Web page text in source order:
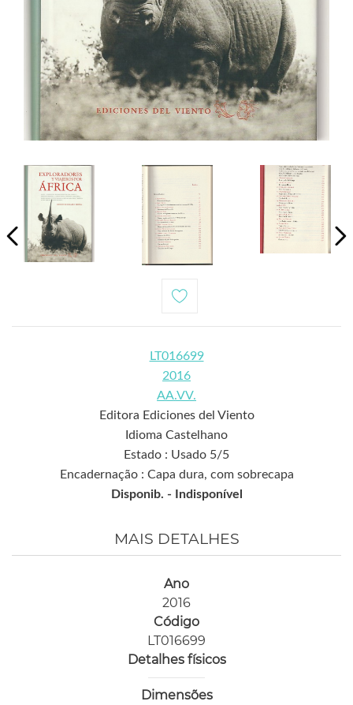
LT016699
2016
AA.VV.
Editora Ediciones del Viento
Idioma Castelhano
Estado : Usado 5/5
Encadernação : Capa dura, com sobrecapa
Disponib. -
Indisponível
MAIS DETALHES
Ano
2016
Código
LT016699
Detalhes físicos
Dimensões